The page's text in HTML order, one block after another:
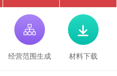

经营范围生成

材料下载